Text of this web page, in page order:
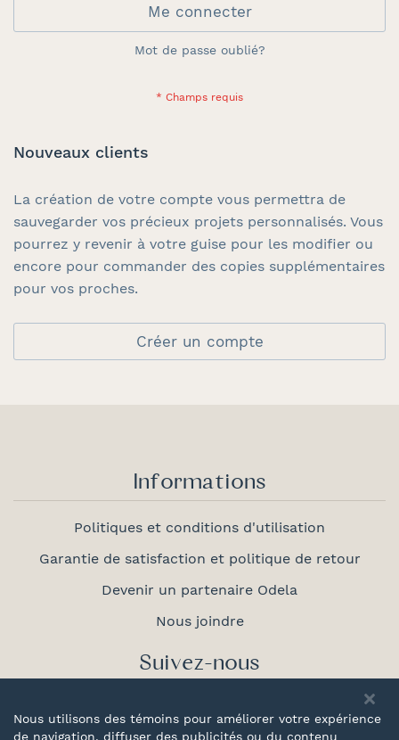
Me connecter
Mot de passe oublié?
Nouveaux clients
La création de votre compte vous permettra de
sauvegarder vos précieux projets personnalisés. Vous
pourrez y revenir à votre guise pour les modifier ou
encore pour commander des copies supplémentaires
pour vos proches.
Créer un compte
Informations
Politiques et conditions d'utilisation
Garantie de satisfaction et politique de retour
Devenir un partenaire Odela
Nous joindre
Suivez-nous
Nous utilisons des témoins pour améliorer votre expérience
de navigation, diffuser des publicités ou du contenu